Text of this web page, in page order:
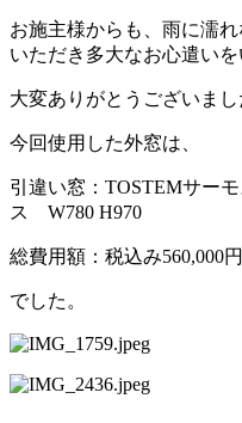
お施主様からも、雨に濡
いただき多大なお心遣いを
大変ありがとうございまし
今回使用した外窓は、
引違い窓：TOSTEMサ
ス W780 H970
総費用額：税込み560,000
でした。